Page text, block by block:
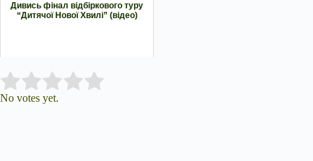
Дивись фінал відбіркового туру
“Дитячої Нової Хвилі” (відео)
Rate this item:
No votes yet.